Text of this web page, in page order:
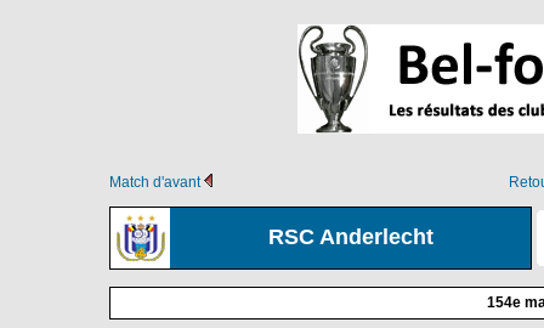
Match d'avant
RSC Anderlecht
154e